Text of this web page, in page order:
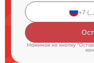
Нажимая на кнопку